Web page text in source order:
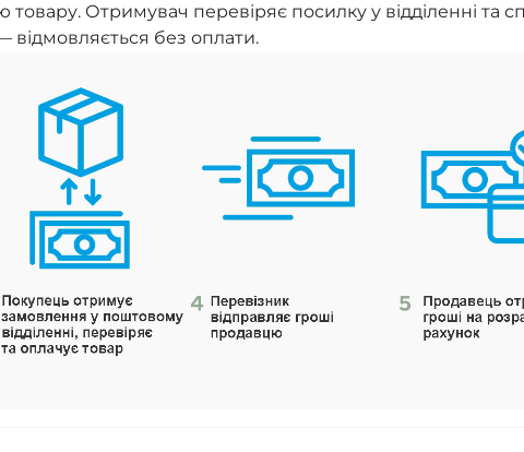
Отримувач перевіряє посилку у відділенні та
без оплати.